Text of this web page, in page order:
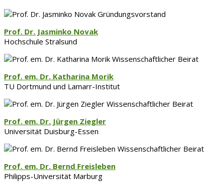
Gründungsvorstand
Prof. Dr. Jasminko Novak
Hochschule Stralsund
Wissenschaftlicher Beirat
Prof. em. Dr. Katharina Morik
TU Dortmund und Lamarr-Institut
Wissenschaftlicher Beirat
Prof. em. Dr. Jürgen Ziegler
Universität Duisburg-Essen
Wissenschaftlicher Beirat
Prof. em. Dr. Bernd Freisleben
Philipps-Universität Marburg